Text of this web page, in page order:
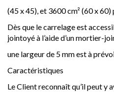
(45 x 45), et 3600 cm² (60 x
Dès que le carrelage est
jointoyé à l’aide d’un mortier-
une largeur de 5 mm est à
Caractéristiques
Le Client reconnaît qu’il peut y